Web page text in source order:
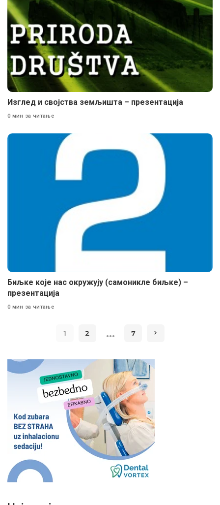
Изглед и својства земљишта – презентација
0 мин за читање
Биљке које нас окружују (самоникле биљке) –
презентација
0 мин за читање
1 2 … 7